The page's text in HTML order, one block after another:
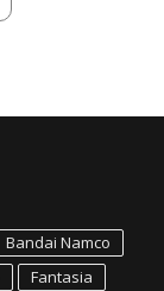
Bandai Namco
Fantasia